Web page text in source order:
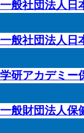
一般社団法人日
一般社団法人日
学研アカデミー
一般財団法人保